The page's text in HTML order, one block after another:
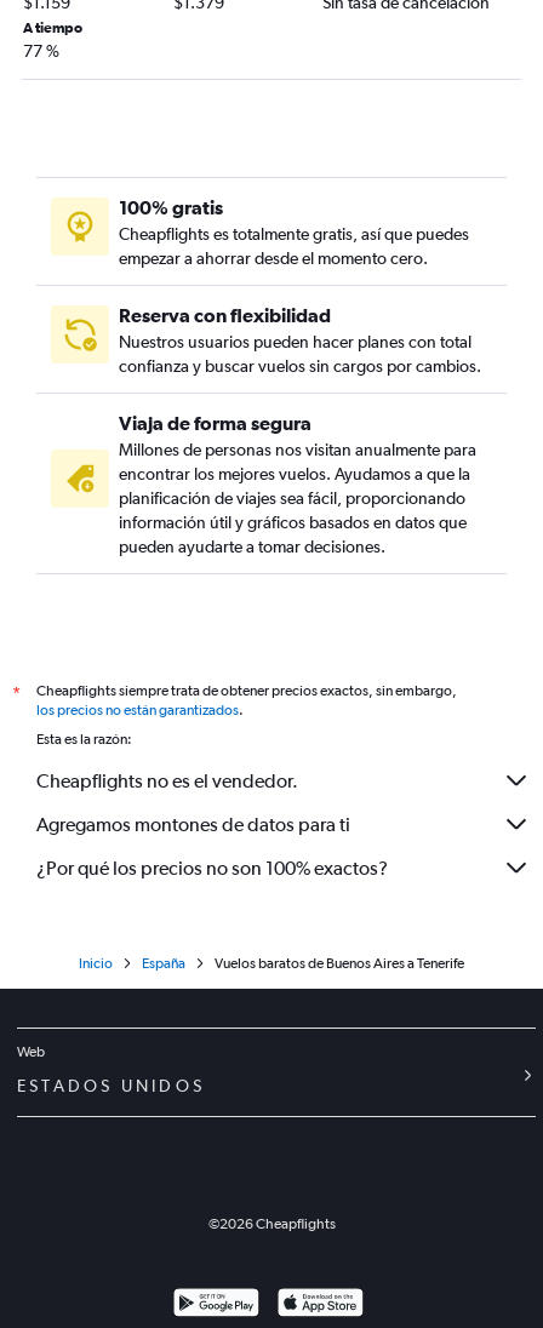
A tiempo
77 %
100% gratis
Cheapflights es totalmente gratis, así que puedes
empezar a ahorrar desde el momento cero.
Reserva con flexibilidad
Nuestros usuarios pueden hacer planes con total
confianza y buscar vuelos sin cargos por cambios.
Viaja de forma segura
Millones de personas nos visitan anualmente para
encontrar los mejores vuelos. Ayudamos a que la
planificación de viajes sea fácil, proporcionando
información útil y gráficos basados en datos que
pueden ayudarte a tomar decisiones.
*
Cheapflights siempre trata de obtener precios exactos, sin embargo,
los precios no están garantizados.
Esta es la razón:
Cheapflights no es el vendedor.
Agregamos montones de datos para ti
¿Por qué los precios no son 100% exactos?
Inicio España Vuelos baratos de Buenos Aires a Tenerife
Web
ESTADOS UNIDOS
©2026Cheapflights